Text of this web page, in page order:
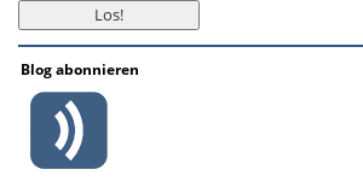
Blog abonnieren